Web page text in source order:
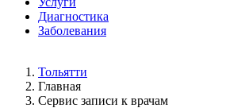
Диагностика
Заболевания
Тольятти
Главная
Сервис записи к врачам